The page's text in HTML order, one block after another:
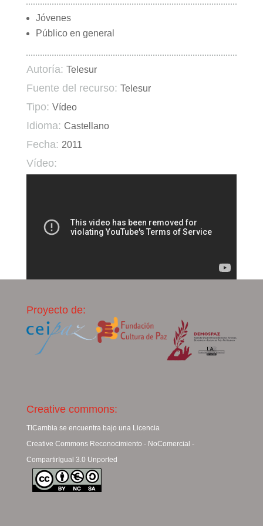
Jóvenes
Público en general
Autoría: Telesur
Fuente del recurso: Telesur
Tipo: Vídeo
Idioma: Castellano
Fecha: 2011
Vídeo:
Proyecto de:
Creative commons:
TICambia se encuentra bajo una Licencia
Creative Commons Reconocimiento - NoComercial -
CompartirIgual 3.0 Unported